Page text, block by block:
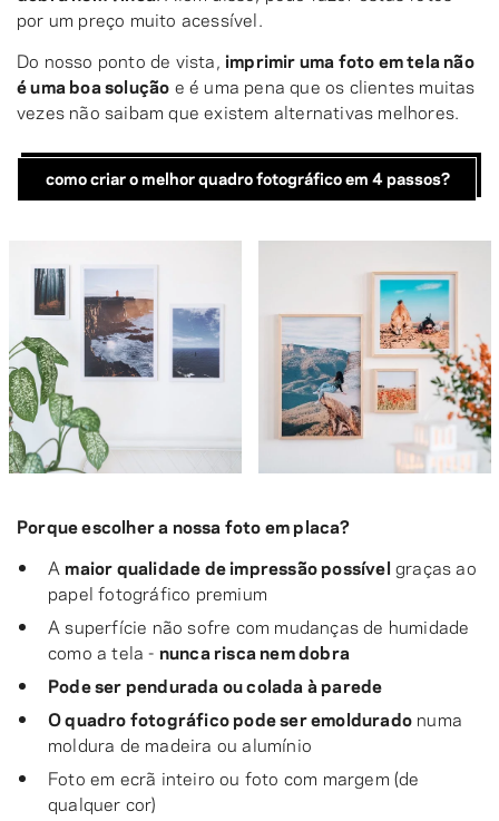
por um preço muito acessível.
Do nosso ponto de vista, imprimir uma foto em tela não
é uma boa solução e é uma pena que os clientes muitas
vezes não saibam que existem alternativas melhores.
como criar o melhor quadro fotográfico em 4 passos?
Porque escolher a nossa foto em placa?
Amaior qualidade de impressão possível graças ao
papel fotográfico premium
A superfície não sofre com mudanças de humidade
como a tela - nunca risca nem dobra
Pode ser pendurada ou colada à parede
O quadro fotográfico pode ser emoldurado numa
moldura de madeira ou alumínio
Foto em ecrã inteiro ou foto com margem (de
qualquer cor)